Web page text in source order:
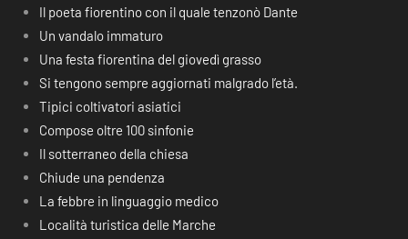
Il poeta fiorentino con il quale tenzonò Dante
Un vandalo immaturo
Una festa fiorentina del giovedì grasso
Si tengono sempre aggiornati malgrado l’età.
Tipici coltivatori asiatici
Compose oltre 100 sinfonie
Il sotterraneo della chiesa
Chiude una pendenza
La febbre in linguaggio medico
Località turistica delle Marche